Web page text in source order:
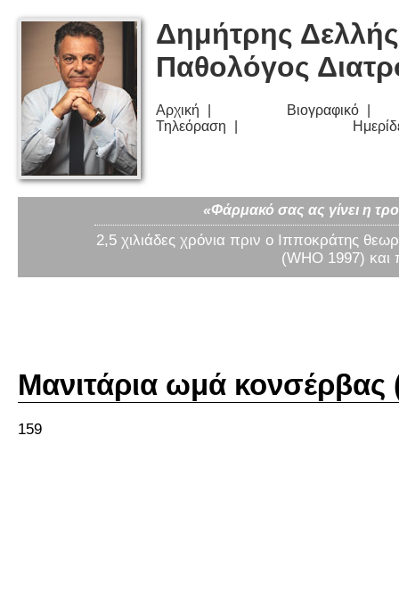
Δημήτρης
Παθολόγος
Αρχική
Βιογραφικό
Τηλεόραση
«Φάρμακό σας ας γίνει η
2,5 χιλιάδες χρόνια πριν ο Ιπποκράτης
(WHO 1997) και
Μανιτάρια ωμά κονσέρβας
159